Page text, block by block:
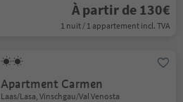
À partir de 130€
1 nuit / 1 appartement incl. TVA
Apartment Carmen
Laas/Lasa, Vinschgau/Val Venosta